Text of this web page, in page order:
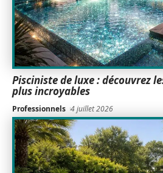
Pisciniste de luxe : découvrez
plus incroyables
Professionnels 4 juillet 2026